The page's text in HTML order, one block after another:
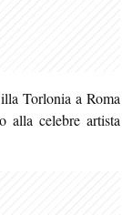
Torlonia a Roma
alla celebre artista